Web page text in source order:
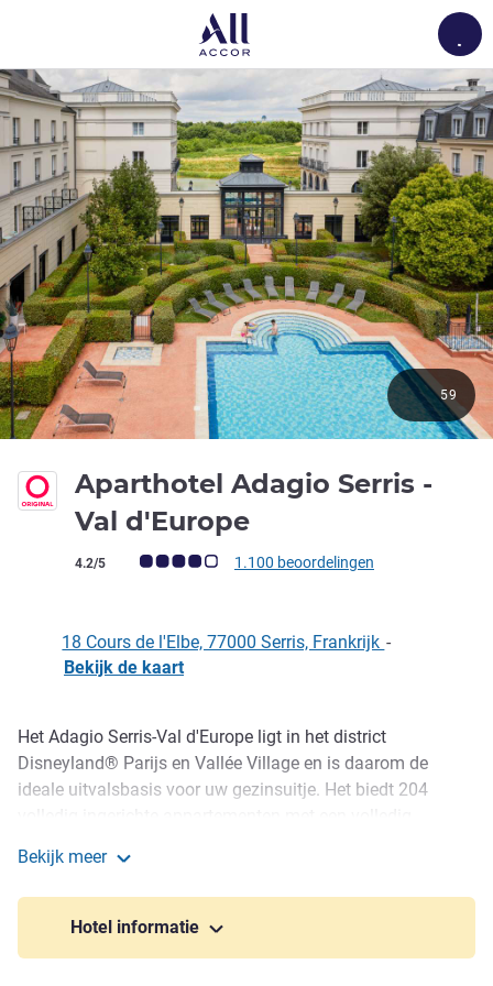
Aparthotel Adagio Serris -
Val d'Europe
Avis-klantbeoordeling (ALL beoordeling)
4.2/5 1.100 beoordelingen
59
18 Cours de l'Elbe, 77000 Serris, Frankrijk -
Bekijk de kaart
Omschrijving
Het Adagio Serris-Val d'Europe ligt in het district
Disneyland® Parijs en Vallée Village en is daarom de
ideale uitvalsbasis voor uw gezinsuitje. Het biedt 204
uw verblijf van het verwarmde buitenzwembad,
fitnesscenter, de sauna en privéparkeerplaats (op aanvraag
en tegen betaling). Het aparthotel biedt een gratis shuttle
Bekijk meer
Hotel informatie